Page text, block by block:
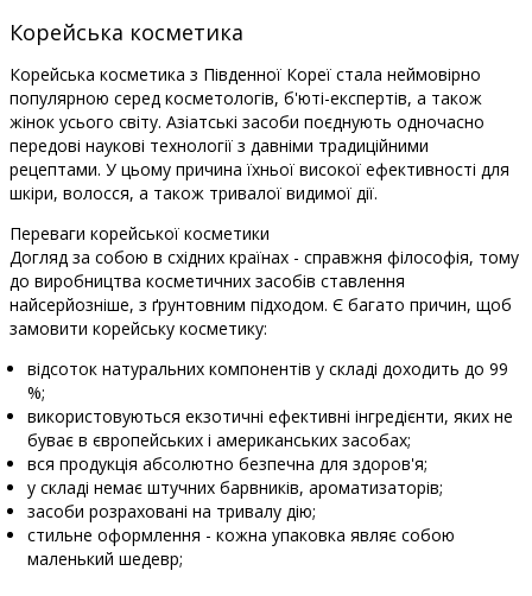
Корейська косметика
Корейська косметика з Південної Кореї стала неймовірно
популярною серед косметологів, б'юті-експертів, а також
жінок усього світу. Азіатські засоби поєднують одночасно
передові наукові технології з давніми традиційними
рецептами. У цьому причина їхньої високої ефективності для
шкіри, волосся, а також тривалої видимої дії.
Переваги корейської косметики
Догляд за собою в східних країнах - справжня філософія, тому
до виробництва косметичних засобів ставлення
найсерйозніше, з ґрунтовним підходом. Є багато причин, щоб
замовити корейську косметику:
відсоток натуральних компонентів у складі доходить до 99
%;
використовуються екзотичні ефективні інгредієнти, яких не
буває в європейських і американських засобах;
вся продукція абсолютно безпечна для здоров'я;
у складі немає штучних барвників, ароматизаторів;
засоби розраховані на тривалу дію;
стильне оформлення - кожна упаковка являє собою
маленький шедевр;